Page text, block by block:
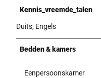
Kennis_vreemde_talen
Duits, Engels
Bedden & kamers
Eenpersoonskamer